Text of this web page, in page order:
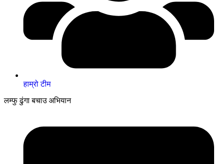
हाम्रो टीम
लम्फु ढुंगा बचाउ अभियान